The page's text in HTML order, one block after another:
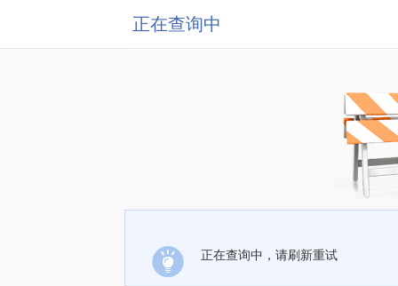
正在查询中
正在查询中，请刷新重试